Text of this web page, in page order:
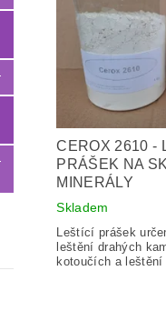
CEROX 2610 -
PRÁŠEK NA
MINERÁLY
Skladem
Leštící prášek
leštění drahých
kotoučích a leštění